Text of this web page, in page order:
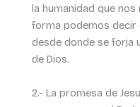
la humanidad que
forma podemos decir
desde donde se forja
de Dios.
2.- La promesa de